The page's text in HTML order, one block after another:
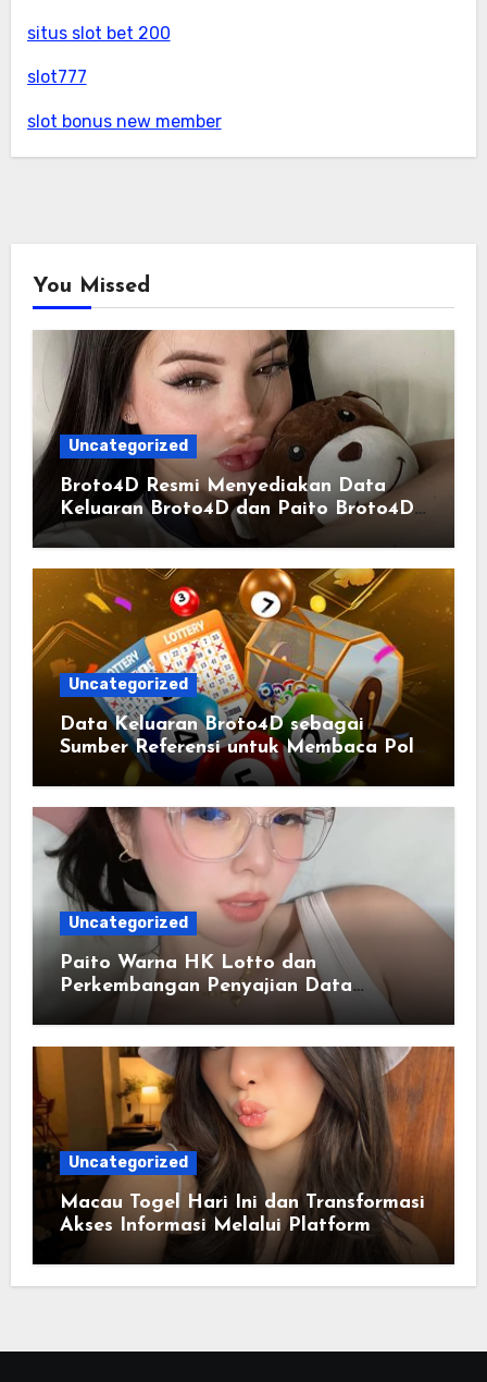
situs slot bet 200
slot777
slot bonus new member
You Missed
Uncategorized
Broto4D Resmi Menyediakan Data
Keluaran Broto4D dan Paito Broto4D
yang Selalu Diperbarui
Uncategorized
Data Keluaran Broto4D sebagai
Sumber Referensi untuk Membaca Pola
Statistik
Uncategorized
Paito Warna HK Lotto dan
Perkembangan Penyajian Data
Berbasis Warna
Uncategorized
Macau Togel Hari Ini dan Transformasi
Akses Informasi Melalui Platform
Digital Modern